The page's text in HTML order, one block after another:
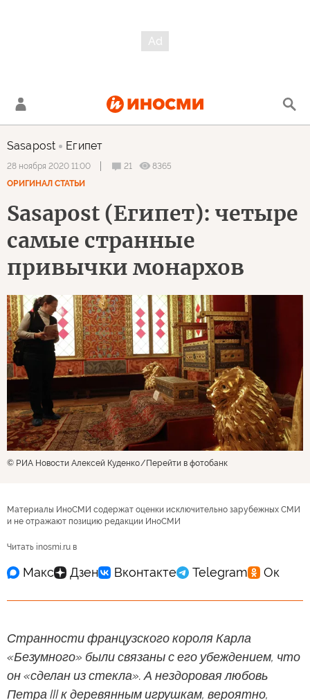
Sasapost Египет
28 ноября 2020 11:00 21
8365
ОРИГИНАЛ СТАТЬИ
Sasapost (Египет): четыре
самые странные
привычки монархов
© РИА Новости Алексей Куденко Перейти в фотобанк
Материалы ИноСМИ содержат оценки исключительно зарубежных СМИ
и не отражают позицию редакции ИноСМИ
Читать inosmi.ru в
Странности французского короля Карла
«Безумного» были связаны с его убеждением, что
он «сделан из стекла». А нездоровая любовь
Петра III к деревянным игрушкам, вероятно,